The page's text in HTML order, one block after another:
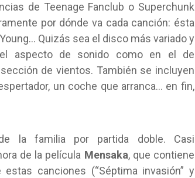
de Teenage Fanclub o Superchunk
por dónde va cada canción: ésta
Quizás sea el disco más variado y
aspecto de sonido como en el de
de vientos. También se incluyen
un coche que arranca… en fin,
la familia por partida doble. Casi
de la película Mensaka, que contiene
canciones (“Séptima invasión” y